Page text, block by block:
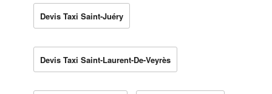
Devis Taxi Saint-Juéry
Devis Taxi Saint-Laurent-De-Veyrès